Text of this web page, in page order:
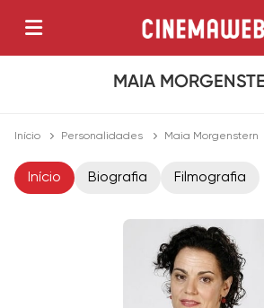
MAIA
Início Personalidades Maia Morgenstern
Início Biografia Filmografia